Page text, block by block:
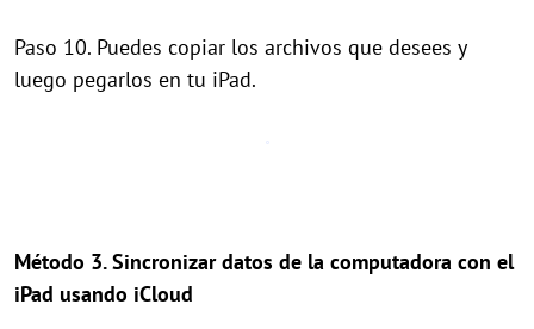
Paso 10. Puedes copiar los archivos que desees y
luego pegarlos en tu iPad.
Método 3. Sincronizar datos de la computadora con el
iPad usando iCloud